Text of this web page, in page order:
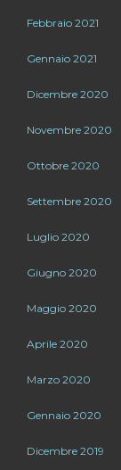
Febbraio 2021
Gennaio 2021
Dicembre 2020
Novembre 2020
Ottobre 2020
Settembre 2020
Luglio 2020
Giugno 2020
Maggio 2020
Aprile 2020
Marzo 2020
Gennaio 2020
Dicembre 2019